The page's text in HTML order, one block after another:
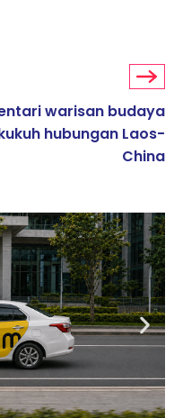
warisan budaya
hubungan Laos-
China